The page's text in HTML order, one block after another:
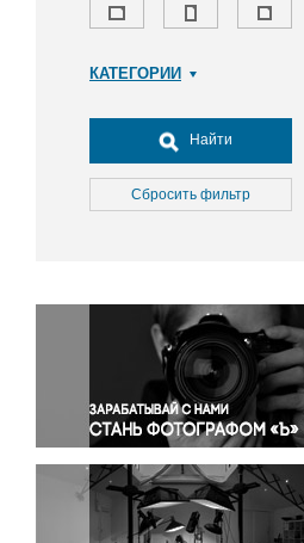
КАТЕГОРИИ
Досуг, туризм и отдых
Культура
Медицина
Окружающая среда
Политика
Правосудие
Происшествия и конфликты
Религия
Светская жизнь
Спорт
Экология
Найти
Сбросить фильтр